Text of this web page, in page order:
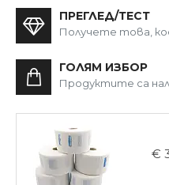
ПРЕГЛЕД/ТЕСТ
Получете това,
ГОЛЯМ ИЗБОР
Продуктите са
€